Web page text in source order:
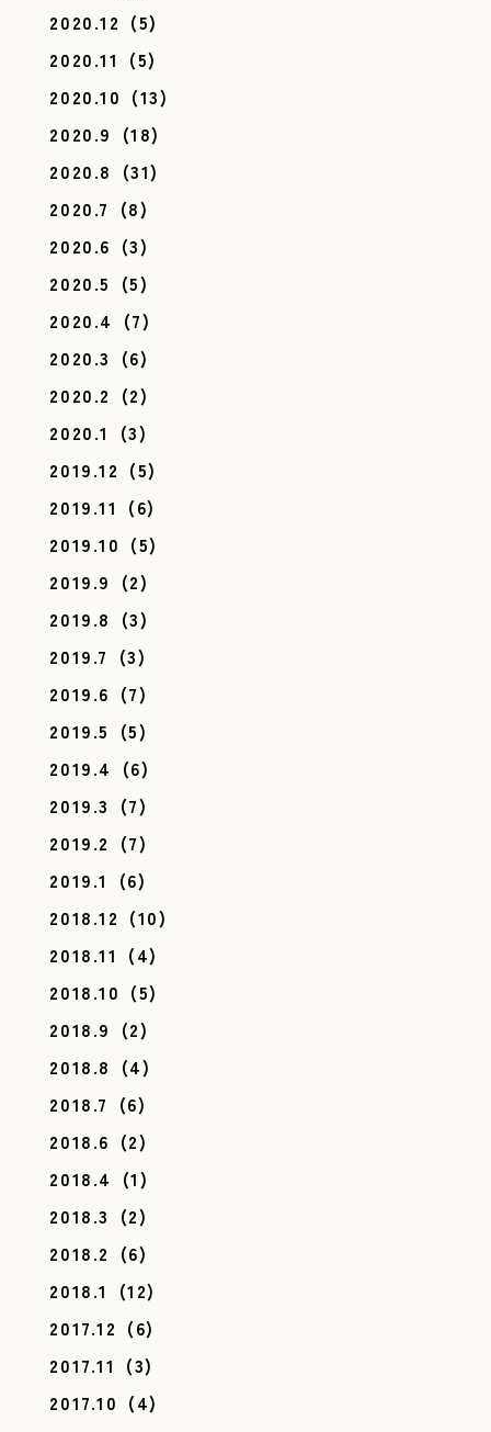
2020.12 (5)
2020.11 (5)
2020.10 (13)
2020.9 (18)
2020.8 (31)
2020.7 (8)
2020.6 (3)
2020.5 (5)
2020.4 (7)
2020.3 (6)
2020.2 (2)
2020.1
(3)
2019.12 (5)
2019.11 (6)
2019.10 (5)
2019.9 (2)
2019.8 (3)
2019.7 (3)
2019.6 (7)
2019.5 (5)
2019.4 (6)
2019.3 (7)
2019.2 (7)
2019.1
(6)
2018.12 (10)
2018.11 (4)
2018.10 (5)
2018.9 (2)
2018.8 (4)
2018.7 (6)
2018.6 (2)
2018.4 (1)
2018.3 (2)
2018.2 (6)
2018.1
(12)
2017.12 (6)
2017.11 (3)
2017.10 (4)